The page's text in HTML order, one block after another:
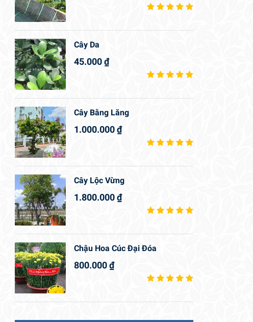
Cây Da
45.000₫
Cây Bằng Lăng
1.000.000₫
Cây Lộc Vừng
1.800.000₫
Chậu Hoa Cúc Đại Đóa
800.000₫